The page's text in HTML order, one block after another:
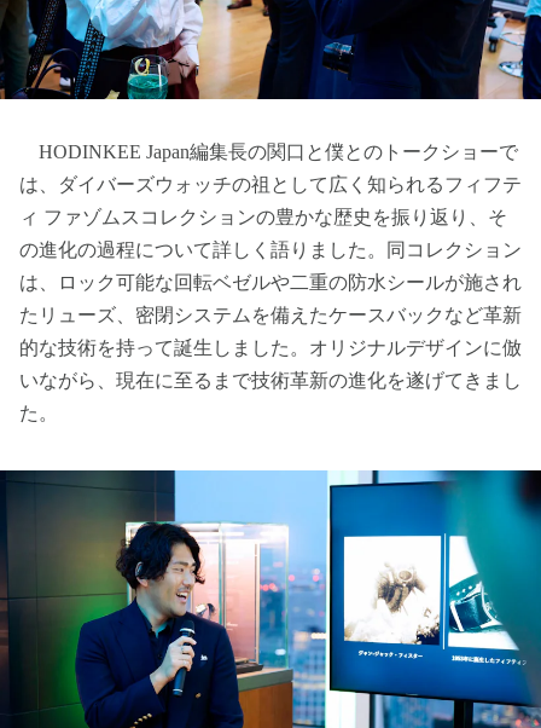
HODINKEE Japan編集長の関口と僕とのトークショーで
は、ダイバーズウォッチの祖として広く知られるフィフテ
ィ ファゾムスコレクションの豊かな歴史を振り返り、そ
の進化の過程について詳しく語りました。同コレクション
は、ロック可能な回転ベゼルや二重の防水シールが施され
たリューズ、密閉システムを備えたケースバックなど革新
的な技術を持って誕生しました。オリジナルデザインに倣
いながら、現在に至るまで技術革新の進化を遂げてきまし
た。